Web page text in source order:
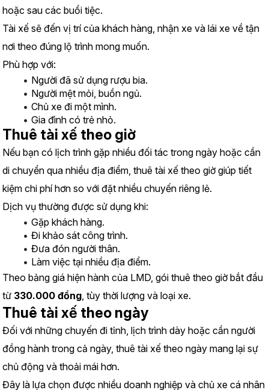
hoặc sau các buổi tiệc.
Tài xế sẽ đến vị trí của khách hàng, nhận xe và lái xe về tận
nơi theo đúng lộ trình mong muốn.
Phù hợp với:
Người đã sử dụng rượu bia.
Người mệt mỏi, buồn ngủ.
Chủ xe đi một mình.
Gia đình có trẻ nhỏ.
Thuê tài xế theo giờ
Nếu bạn có lịch trình gặp nhiều đối tác trong ngày hoặc cần
di chuyển qua nhiều địa điểm, thuê tài xế theo giờ giúp tiết
kiệm chi phí hơn so với đặt nhiều chuyến riêng lẻ.
Dịch vụ thường được sử dụng khi:
Gặp khách hàng.
Đi khảo sát công trình.
Đưa đón người thân.
Làm việc tại nhiều địa điểm.
Theo bảng giá hiện hành của LMD, gói thuê theo giờ bắt đầu
từ 330.000 đồng, tùy thời lượng và loại xe.
Thuê tài xế theo ngày
Đối với những chuyến đi tỉnh, lịch trình dày hoặc cần người
đồng hành trong cả ngày, thuê tài xế theo ngày mang lại sự
chủ động và thoải mái hơn.
Đây là lựa chọn được nhiều doanh nghiệp và chủ xe cá nhân